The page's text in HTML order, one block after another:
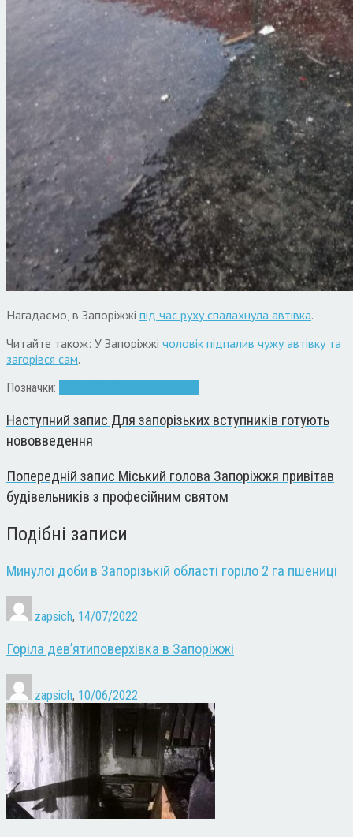
Нагадаємо, в Запоріжжі під час руху спалахнула автівка.
Читайте також: У Запоріжжі чоловік підпалив чужу автівку та
загорівся сам.
Позначки:
Наступний запис Для запорізьких вступників готують
нововведення
Попередній запис Міський голова Запоріжжя привітав
будівельників з професійним святом
Подібні записи
Минулої доби в Запорізькій області горіло 2 га пшениці
zapsich, 14/07/2022
Горіла дев’ятиповерхівка в Запоріжжі
zapsich, 10/06/2022